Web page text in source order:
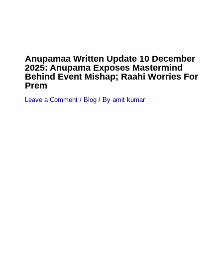
Anupamaa Written Update 10 December
2025: Anupama Exposes Mastermind
Behind Event Mishap; Raahi Worries For
Prem
Leave a Comment / Blog/ By amit kumar